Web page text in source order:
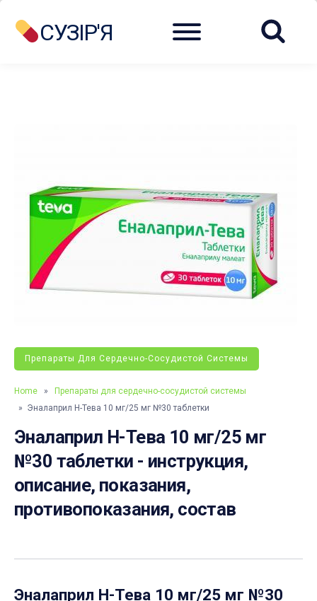
СУЗІР'Я Menu
Препараты Для Сердечно-Сосудистой Системы
Home »
Препараты для сердечно-сосудистой системы
» Эналаприл Н-Тева 10 мг/25 мг №30 таблетки
Эналаприл Н-Тева 10 мг/25 мг
№30 таблетки - инструкция,
описание, показания,
противопоказания, состав
Эналаприл Н-Тева 10 мг/25 мг №30